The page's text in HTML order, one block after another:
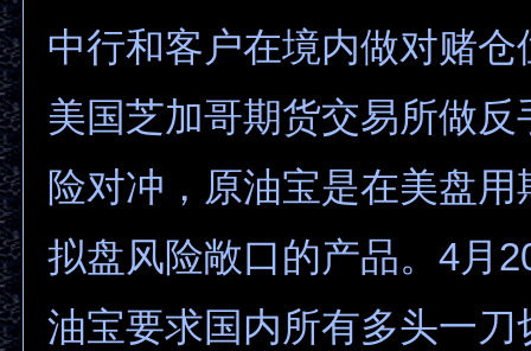
中行和客户在境内做对赌仓
美国芝加哥期货交易所做反
险对冲，原油宝是在美盘
拟盘风险敞口的产品。4月
油宝要求国内所有多头一刀